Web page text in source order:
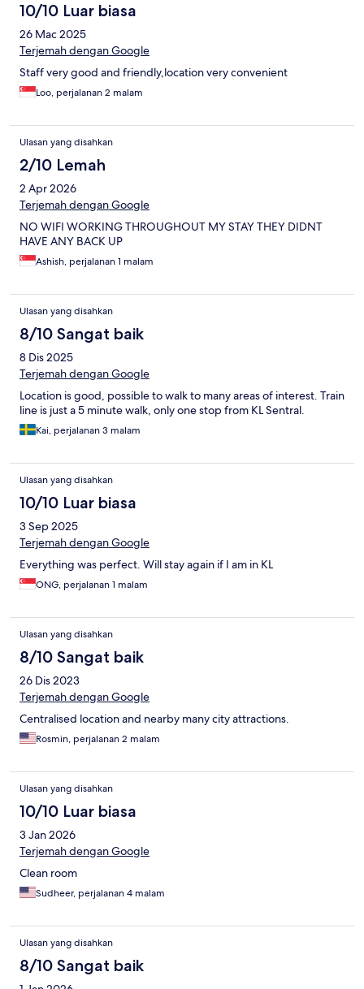
10/10 Luar biasa
26 Mac 2025
Terjemah dengan Google
Staff very good and friendly,location very convenient
Loo, perjalanan 2 malam
Ulasan yang disahkan
2/10 Lemah
2 Apr 2026
Terjemah dengan Google
NO WIFI WORKING THROUGHOUT MY STAY THEY DIDNT
HAVE ANY BACK UP
Ashish, perjalanan 1 malam
Ulasan yang disahkan
8/10 Sangat baik
8 Dis 2025
Terjemah dengan Google
Location is good, possible to walk to many areas of interest. Train
line is just a 5 minute walk, only one stop from KL Sentral.
Kai, perjalanan 3 malam
Ulasan yang disahkan
10/10 Luar biasa
3 Sep 2025
Terjemah dengan Google
Everything was perfect. Will stay again if I am in KL
ONG, perjalanan 1 malam
Ulasan yang disahkan
8/10 Sangat baik
26 Dis 2023
Terjemah dengan Google
Centralised location and nearby many city attractions.
Rosmin, perjalanan 2 malam
Ulasan yang disahkan
10/10 Luar biasa
3 Jan 2026
Terjemah dengan Google
Clean room
Sudheer, perjalanan 4 malam
Ulasan yang disahkan
8/10 Sangat baik